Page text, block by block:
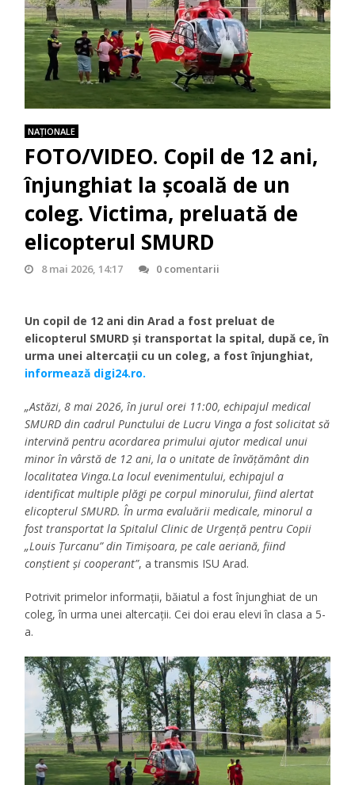
NAŢIONALE
FOTO/VIDEO. Copil de 12 ani,
înjunghiat la școală de un
coleg. Victima, preluată de
elicopterul SMURD
8 mai 2026, 14:17 0 comentarii
Un copil de 12 ani din Arad a fost preluat de
elicopterul SMURD şi transportat la spital, după ce, în
urma unei altercații cu un coleg, a fost înjunghiat,
informează digi24.ro.
„Astăzi, 8 mai 2026, în jurul orei 11:00, echipajul medical
SMURD din cadrul Punctului de Lucru Vinga a fost solicitat să
intervină pentru acordarea primului ajutor medical unui
minor în vârstă de 12 ani, la o unitate de învăţământ din
localitatea Vinga.La locul evenimentului, echipajul a
identificat multiple plăgi pe corpul minorului, fiind alertat
elicopterul SMURD. În urma evaluării medicale, minorul a
fost transportat la Spitalul Clinic de Urgenţă pentru Copii
„Louis Ţurcanu” din Timişoara, pe cale aeriană, fiind
conştient şi cooperant”, a transmis ISU Arad.
Potrivit primelor informaţii, băiatul a fost înjunghiat de un
coleg, în urma unei altercaţii. Cei doi erau elevi în clasa a 5-
a.